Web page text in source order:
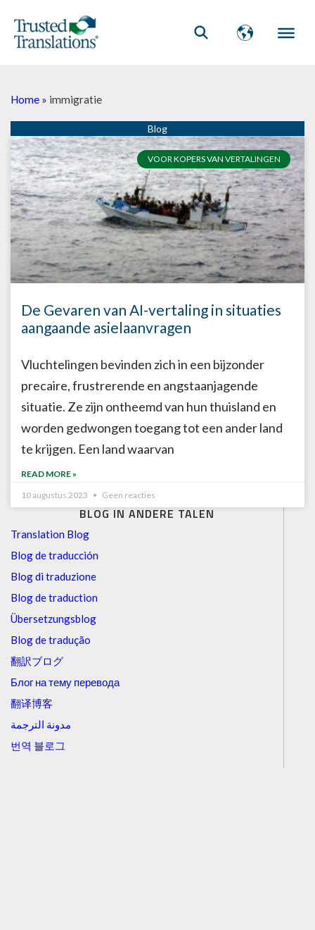
BLOG IN ANDERE TALEN
Translation Blog
Blog de traducción
Blog di traduzione
Blog de traduction
Übersetzungsblog
Blog de tradução
翻訳ブログ
Блог на тему перевода
翻译博客
مدونة الترجمة
번역 블로그
Home » immigratie
VOOR KOPERS VAN VERTALINGEN
De Gevaren van AI-vertaling in situaties
aangaande asielaanvragen
Vluchtelingen bevinden zich in een bijzonder
precaire, frustrerende en angstaanjagende
situatie. Ze zijn ontheemd van hun thuisland en
worden gedwongen toegang tot een ander land
te krijgen. Een land waarvan
READ MORE »
10 augustus 2023
Geen reacties